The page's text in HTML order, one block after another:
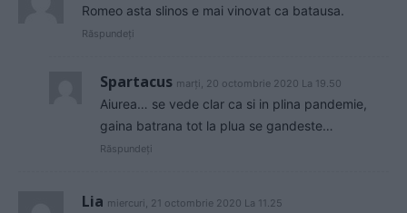
Romeo asta slinos e mai vinovat ca batausa.
Răspundeți
Spartacus marți, 20 octombrie 2020 La 19.50
Aiurea… se vede clar ca si in plina pandemie,
gaina batrana tot la plua se gandeste…
Răspundeți
Lia miercuri, 21 octombrie 2020 La 11.25